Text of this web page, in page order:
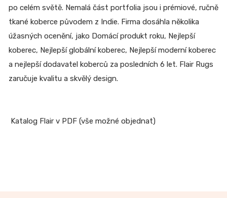
po celém světě. Nemalá část portfolia jsou i prémiové, ručně
tkané koberce původem z Indie. Firma dosáhla několika
úžasných ocenění, jako Domácí produkt roku, Nejlepší
koberec, Nejlepší globální koberec, Nejlepší moderní koberec
a nejlepší dodavatel koberců za posledních 6 let. Flair Rugs
zaručuje kvalitu a skvělý design.
Katalog Flair v PDF (vše možné objednat)